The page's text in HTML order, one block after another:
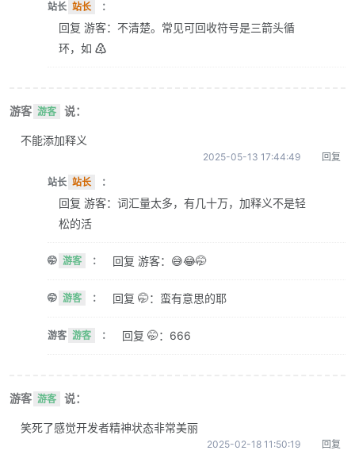
站长 站长 ：
回复 游客：不清楚。常见可回收符号是三箭头循
环，如 ♴
游客 游客 说：
不能添加释义
2025-05-13 17:44:49 回复
站长 站长 ：
回复 游客：词汇量太多，有几十万，加释义不是轻
松的活
🤭 游客 ： 回复 游客：😅😂🤭
🤭 游客 ： 回复 🤭：蛮有意思的耶
游客 游客 ： 回复 🤭：666
游客 游客 说：
笑死了感觉开发者精神状态非常美丽
2025-02-18 11:50:19 回复